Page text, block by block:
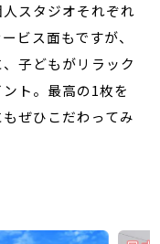
スタジオそれぞれ
ビス面もですが、
子どもがリラック
ト。最高の1枚を
ぜひこだわってみ